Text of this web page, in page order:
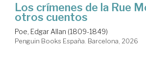
Los crímenes de la Rue
otros cuentos
Poe, Edgar Allan (1809-1849)
Penguin Books España. Barcelona, 2026